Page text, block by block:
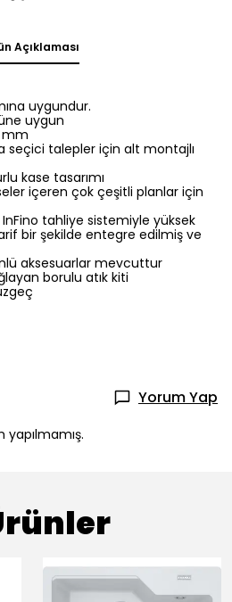
Açıklaması
uygundur.
uygun
mm
seçici talepler için alt montajlı
kase tasarımı
içeren çok çeşitli planlar için
tahliye sistemiyle yüksek
bir şekilde entegre edilmiş ve
aksesuarlar mevcuttur
borulu atık kiti
Yorum Yap